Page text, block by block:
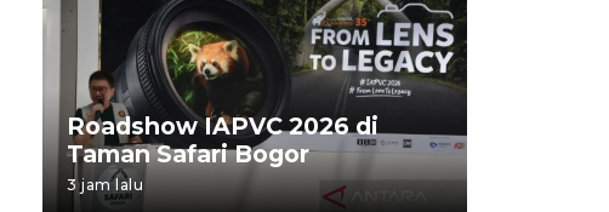
Roadshow IAPVC 2026 di
Taman Safari Bogor
3 jam lalu